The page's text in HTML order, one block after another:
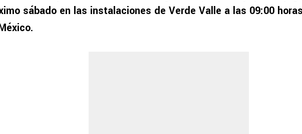
sábado en las instalaciones de Verde Valle a las 09:00